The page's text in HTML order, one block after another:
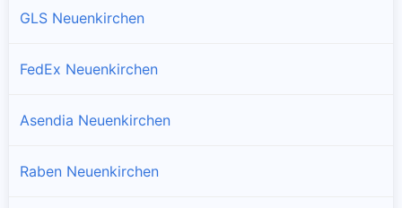
GLS Neuenkirchen
FedEx Neuenkirchen
Asendia Neuenkirchen
Raben Neuenkirchen